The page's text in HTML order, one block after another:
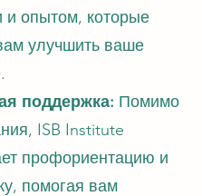
и опытом, которые
улучшить ваше
поддержка: Помимо
ISB Institute
профориентацию и
помогая вам